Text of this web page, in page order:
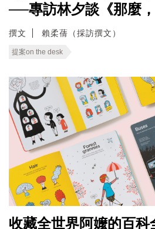
──專訪林夕談《那麼，
撰文 賴柔蒨（採訪撰文）
提案on the desk
收藏全世界阿嬤的百科